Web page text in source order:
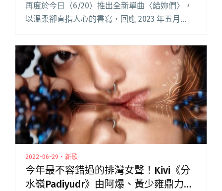
再度於今日（6/20）推出全新單曲〈給妳們〉，
以溫柔卻直指人心的書寫，回應 2023 年五月
#MeToo 後女性自白潮中累積的震撼與沉默。
「那段時間每天滑手機，看著一則則故事，心裡
只剩下震驚與閱讀全文 "回應#MeToo女性自白
潮！張仁與邀鄭昭元打造溫柔之作〈給妳們〉"
2022-06-29・新歌
今年最不容錯過的排灣女聲！Kivi《分
水嶺Padiyudr》由阿爆、黃少雍鼎力製